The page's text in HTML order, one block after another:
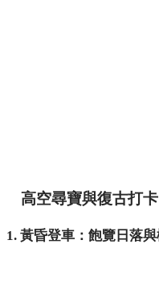
高空尋寶與復古打
1. 黃昏登車：飽覽日落